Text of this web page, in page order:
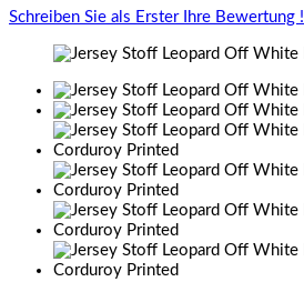
Schreiben Sie als Erster Ihre Bewertung !